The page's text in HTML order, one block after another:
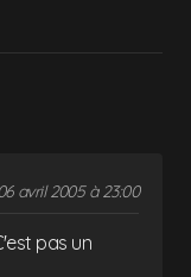
avril 2005 à 23:00
pas un